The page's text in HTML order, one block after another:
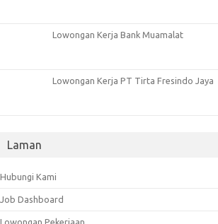
Lowongan Kerja Bank Muamalat
Lowongan Kerja PT Tirta Fresindo Jaya
Laman
Hubungi Kami
Job Dashboard
Lowongan Pekerjaan